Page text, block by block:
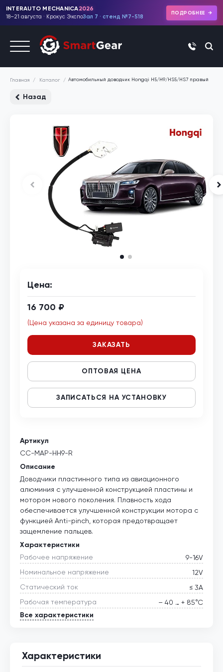
INTERAUTO MECHANICA2026
18–21 августа · Крокус ЭкспоЗал 7 · стенд №7-518
ПОДРОБНЕЕ
+7 (495)
Главная Каталог Автомобильный доводчик Hongqi H5/H9/HS5/HS7 правый
Назад
Артикул
CC-MAP-HH9-R
Описание
Доводчики пластинного типа из авиационного
алюминия с улучшенной конструкцией пластины и
мотором нового поколения. Плавность хода
обеспечивается улучшенной конструкции мотора с
функцией Anti-pinch, которая предотвращает
защемление пальцев.
Характеристики
Рабочее напряжение
9-16V
Номинальное напряжение
12V
Статический ток
≤ 3А
Рабочая температура
– 40 … + 85°С
Все характеристики
Цена:
16 700 ₽
(Цена указана за единицу товара)
ЗАКАЗАТЬ
ОПТОВАЯ ЦЕНА
ЗАПИСАТЬСЯ НА УСТАНОВКУ
Характеристики